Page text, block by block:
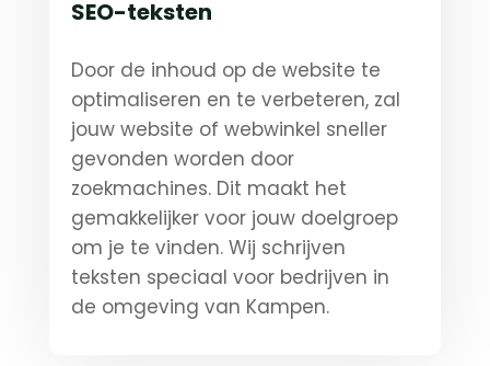
SEO-teksten
Door de inhoud op de website te
optimaliseren en te verbeteren, zal
jouw website of webwinkel sneller
gevonden worden door
zoekmachines. Dit maakt het
gemakkelijker voor jouw doelgroep
om je te vinden. Wij schrijven
teksten speciaal voor bedrijven in
de omgeving van Kampen.